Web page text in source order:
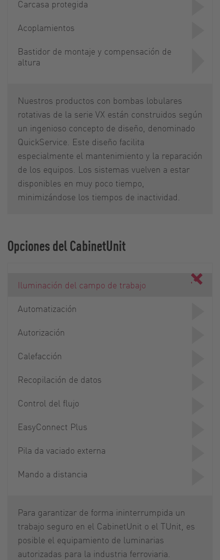
Carcasa protegida
Acoplamientos
Bastidor de montaje y compensación de
altura
Nuestros productos con bombas lobulares
rotativas de la serie VX están construidos según
un ingenioso concepto de diseño, denominado
QuickService. Este diseño facilita
especialmente el mantenimiento y la reparación
de los equipos. Los sistemas vuelven a estar
disponibles en muy poco tiempo,
minimizándose los tiempos de inactividad.
Opciones del CabinetUnit
Iluminación del campo de trabajo
Automatización
Autorización
Calefacción
Recopilación de datos
Control del flujo
EasyConnect Plus
Pila da vaciado externa
Mando a distancia
Para garantizar de forma ininterrumpida un
trabajo seguro en el CabinetUnit o el TUnit, es
posible el equipamiento de luminarias
autorizadas para la industria ferroviaria.